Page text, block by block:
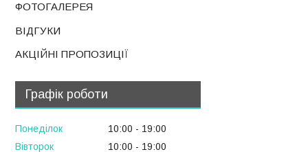
ФОТОГАЛЕРЕЯ
ВІДГУКИ
АКЦІЙНІ ПРОПОЗИЦІЇ
Графік роботи
Понеділок 10:00
19:00
Вівторок
10:00 19:00